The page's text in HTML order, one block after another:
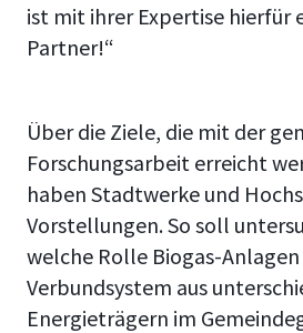
ist mit ihrer Expertise hierfür
Partner!“
Über die Ziele, die mit der
Forschungsarbeit erreicht
haben Stadtwerke und
Vorstellungen. So soll
welche Rolle Biogas-
Verbundsystem aus
Energieträgern im